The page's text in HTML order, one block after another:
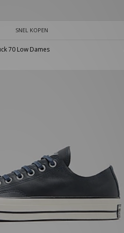
SNEL KOPEN
70 Low Dames